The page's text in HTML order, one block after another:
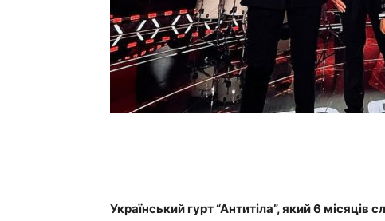
Український гурт “Антитіла”, який 6